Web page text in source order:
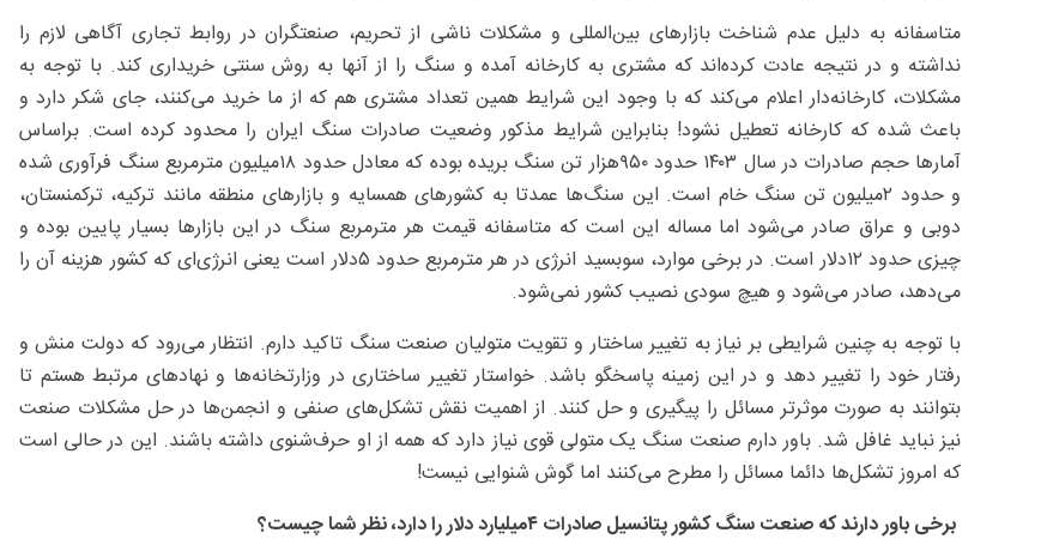
متاسفانه به دلیل عدم شناخت بازارهای بین‌المللی و مشکلات ناشی از تحریم، صنعتگران در روابط تجاری آگاهی لازم را
نداشته و در نتیجه عادت کرده‌اند که مشتری به کارخانه آمده و سنگ را از آنها به روش سنتی خریداری کند. با توجه به
مشکلات، کارخانه‌دار اعلام می‌کند که با وجود این شرایط همین تعداد مشتری هم که از ما خرید می‌کنند، جای شکر دارد و
باعث شده که کارخانه تعطیل نشود! بنابراین شرایط مذکور وضعیت صادرات سنگ ایران را محدود کرده است. براساس
آمارها حجم صادرات در سال ۱۴۰۳ حدود ۹۵۰‌هزار تن سنگ بریده بوده که معادل حدود ۱۸‌میلیون مترمربع سنگ فرآوری شده
و حدود ۲‌میلیون تن سنگ خام است. این سنگ‌ها عمدتا به کشورهای همسایه و بازارهای منطقه مانند ترکیه، ترکمنستان،
دوبی و عراق صادر می‌شود اما مساله این است که متاسفانه قیمت هر مترمربع سنگ در این بازارها بسیار پایین بوده و
چیزی حدود ۱۲دلار است. در برخی موارد، سوبسید انرژی در هر مترمربع حدود ۵دلار است یعنی انرژی‌ای که کشور هزینه آن را
می‌دهد، صادر می‌شود و هیچ سودی نصیب کشور نمی‌شود.
با توجه به چنین شرایطی بر نیاز به تغییر ساختار و تقویت متولیان صنعت سنگ تاکید دارم. انتظار می‌رود که دولت منش و
رفتار خود را تغییر دهد و در این زمینه پاسخگو باشد. خواستار تغییر ساختاری در وزارتخانه‌ها و نهادهای مرتبط هستم تا
بتوانند به صورت موثرتر مسائل را پیگیری و حل کنند. از اهمیت نقش تشکل‌های صنفی و انجمن‌ها در حل مشکلات صنعت
نیز نباید غافل شد. باور دارم صنعت سنگ یک متولی قوی نیاز دارد که همه از او حرف‌شنوی داشته باشند. این در حالی است
که امروز تشکل‌ها دائما مسائل را مطرح می‌کنند اما گوش شنوایی نیست!
برخی باور دارند که صنعت سنگ کشور پتانسیل صادرات ۴‌میلیارد دلار را دارد، نظر شما چیست؟